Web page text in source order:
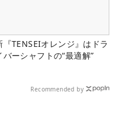
『TENSEIオレンジ』はドラ
バーシャフトの“最適解”
Recommended by